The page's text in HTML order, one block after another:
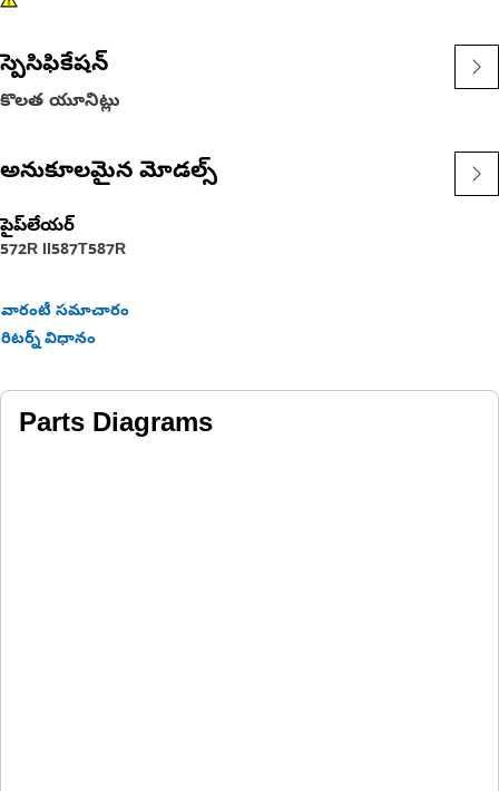
స్పెసిఫికేషన్
కొలత యూనిట్లు
అనుకూలమైన మోడల్స్
పైప్‌లేయర్
572R II587T587R
వారంటీ సమాచారం
రిటర్న్ విధానం
Parts Diagrams